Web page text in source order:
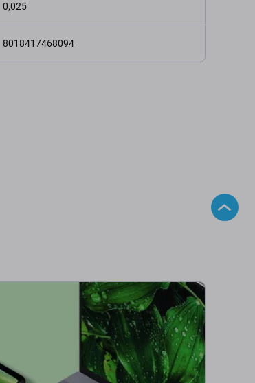
0,025
8018417468094